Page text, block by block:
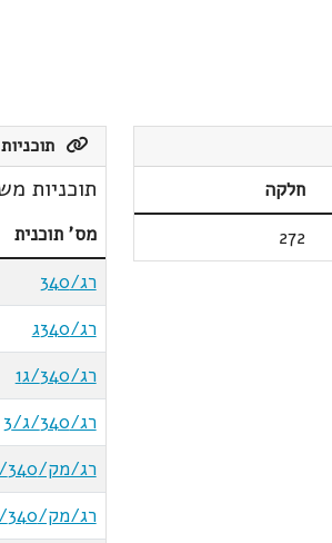
חלקה
272
תוכניות
מס' תוכנית
רג/340
רג/340ג
רג/340/ג1
רג/340/ג/3
רג/מק/340/ג/6
רג/מק/340/ג/9